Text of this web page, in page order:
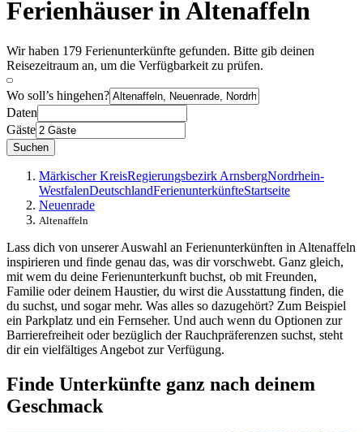
Ferienhäuser in Altenaffeln
Wir haben 179 Ferienunterkünfte gefunden. Bitte gib deinen
Reisezeitraum an, um die Verfügbarkeit zu prüfen.
Wo soll’s hingehen?
Daten
Gäste
Suchen
Märkischer KreisRegierungsbezirk ArnsbergNordrhein-
WestfalenDeutschlandFerienunterkünfteStartseite
Neuenrade
Altenaffeln
Lass dich von unserer Auswahl an Ferienunterkünften in Altenaffeln
inspirieren und finde genau das, was dir vorschwebt. Ganz gleich,
mit wem du deine Ferienunterkunft buchst, ob mit Freunden,
Familie oder deinem Haustier, du wirst die Ausstattung finden, die
du suchst, und sogar mehr. Was alles so dazugehört? Zum Beispiel
ein Parkplatz und ein Fernseher. Und auch wenn du Optionen zur
Barrierefreiheit oder bezüglich der Rauchpräferenzen suchst, steht
dir ein vielfältiges Angebot zur Verfügung.
Finde Unterkünfte ganz nach deinem
Geschmack